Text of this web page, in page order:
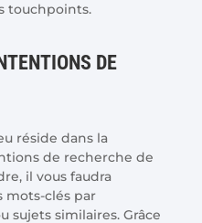
touchpoints.
DE
réside dans la
de recherche de
il vous faudra
mots-clés par
sujets similaires. Grâce